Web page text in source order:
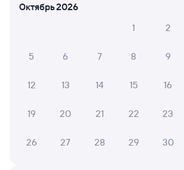
Выбор любимых мест на схемах
Подробные ответы на вопросы о
Октябрь 2026
1
2
5 6 7 8 9
12 13 14 15 16
19 20 21 22 23
26 27 28 29 30